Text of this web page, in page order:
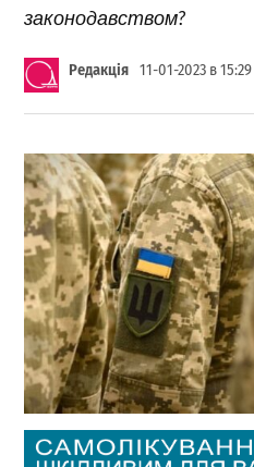
законодавством?
Редакція 11-01-2023 в 15:29